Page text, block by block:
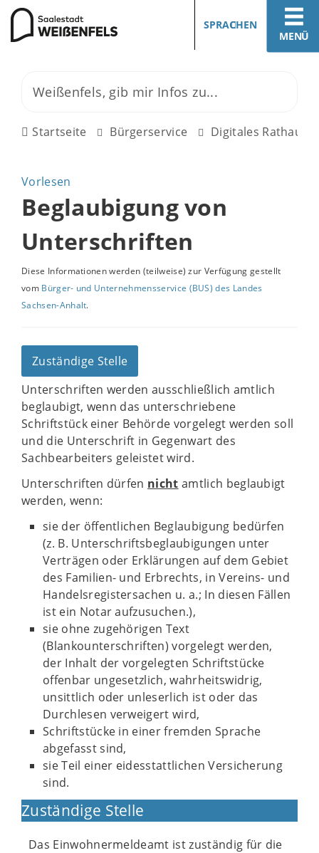
MENÜ
SPRACHEN
Startseite Bürgerservice Digitales Rathaus
Vorlesen
Beglaubigung von
Unterschriften
Diese Informationen werden (teilweise) zur Verfügung gestellt
vom Bürger- und Unternehmensservice (BUS) des Landes
Sachsen-Anhalt.
Zuständige Stelle
Unterschriften werden ausschließlich amtlich
beglaubigt, wenn das unterschriebene
Schriftstück einer Behörde vorgelegt werden soll
und die Unterschrift in Gegenwart des
Sachbearbeiters geleistet wird.
Unterschriften dürfen nicht amtlich beglaubigt
werden, wenn:
sie der öffentlichen Beglaubigung bedürfen
(z. B. Unterschriftsbeglaubigungen unter
Verträgen oder Erklärungen auf dem Gebiet
des Familien- und Erbrechts, in Vereins- und
Handelsregistersachen u. a.; In diesen Fällen
ist ein Notar aufzusuchen.),
sie ohne zugehörigen Text
(Blankounterschriften) vorgelegt werden,
der Inhalt der vorgelegten Schriftstücke
offenbar ungesetzlich, wahrheitswidrig,
unsittlich oder unleserlich ist oder das
Durchlesen verweigert wird,
Schriftstücke in einer fremden Sprache
abgefasst sind,
sie Teil einer eidesstattlichen Versicherung
sind.
Zuständige Stelle
Das Einwohnermeldeamt ist zuständig für die